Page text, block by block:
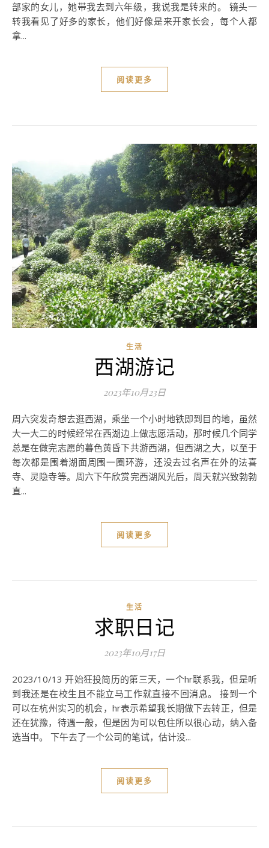
部家的女儿，她带我去到六年级，我说我是转来的。 镜头一
转我看见了好多的家长，他们好像是来开家长会，每个人都
拿...
阅读更多
生活
西湖游记
2023年10月23日
周六突发奇想去逛西湖，乘坐一个小时地铁即到目的地，虽然
大一大二的时候经常在西湖边上做志愿活动，那时候几个同学
总是在做完志愿的暮色黄昏下共游西湖，但西湖之大，以至于
每次都是围着湖面周围一圈环游，还没去过名声在外的法喜
寺、灵隐寺等。周六下午欣赏完西湖风光后，周天就兴致勃勃
直...
阅读更多
生活
求职日记
2023年10月17日
2023/10/13 开始狂投简历的第三天，一个hr联系我，但是听
到我还是在校生且不能立马工作就直接不回消息。 接到一个
可以在杭州实习的机会，hr表示希望我长期做下去转正，但是
还在犹豫，待遇一般，但是因为可以包住所以很心动，纳入备
选当中。 下午去了一个公司的笔试，估计没...
阅读更多